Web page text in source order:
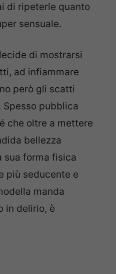
di ripeterle quanto
sensuale.
di mostrarsi
ad infiammare
però gli scatti
pubblica
che oltre a mettere
bellezza
sua forma fisica
più seducente e
manda
in delirio, è